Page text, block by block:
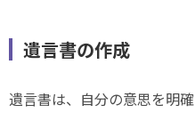
遺言書の作成
遺言書は、自分の意思を明